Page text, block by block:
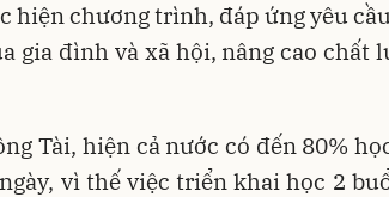
hiện chương trình, đáp ứng yêu
gia đình và xã hội, nâng cao chất
Tài, hiện cả nước có đến 80%
vì thế việc triển khai học 2